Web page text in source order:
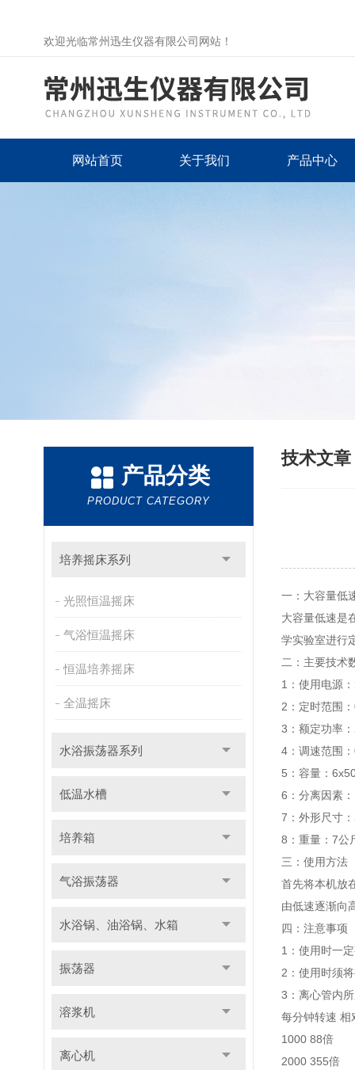
欢迎光临常州迅生仪器有限公司网站！
网站首页 关于我们 产品中心
产品分类
PRODUCT CATEGORY
培养摇床系列
光照恒温摇床
气浴恒温摇床
恒温培养摇床
全温摇床
水浴振荡器系列
低温水槽
培养箱
气浴振荡器
水浴锅、油浴锅、水箱
振荡器
溶浆机
离心机
技术文章
一：大容量低
大容量低速是
学实验室进行
二：主要技术
1：使用电源
2：定时范围
3：额定功率
4：调速范围
5：容量：
6：分离因素
7：外形尺寸
8：重量：7公
三：使用方法
首先将本机放
由低速逐渐向
四：注意事项
1：使用时一
2：使用时须
3：离心管内
每分钟转速 相
1000 88倍
2000 355倍